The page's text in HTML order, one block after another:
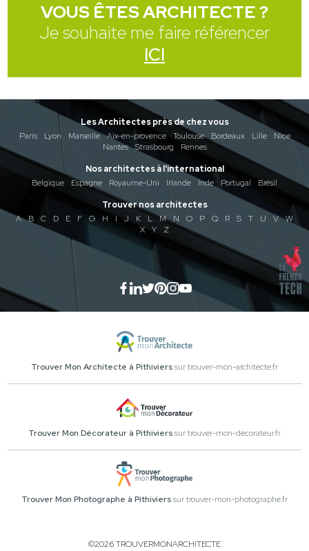
VOUS ÊTES ARCHITECTE ?
Je souhaite me faire référencer
ICI
Les Architectes près de chez vous
Paris
Lyon Marseille Aix-en-provence Toulouse Bordeaux Lille
Nice
Nantes
Strasbourg
Rennes
Nos architectes à l'international
Belgique
Espagne Royaume-Uni Irlande Inde Portugal
Brésil
Trouver nos architectes
A
B C D E F G H I J K L M N O P Q R S T U V
W
X
Y Z
Trouver Mon Architecte à Pithivierssur trouver-mon-architecte.fr
Trouver Mon Décorateur à Pithivierssur trouver-mon-decorateur.fr
Trouver Mon Photographe à Pithivierssur trouver-mon-photographe.fr
©2026 TROUVERMONARCHITECTE